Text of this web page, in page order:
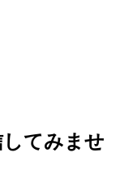
てみませ